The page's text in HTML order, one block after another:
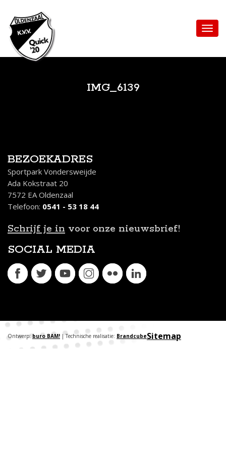
IMG_6139
BEZOEKADRES
Sportpark Vondersweijde
Ada Kokstraat 20
7572 EA Oldenzaal
Telefoon: 0541 - 53 18 44
Schrijf je in voor onze nieuwsbrief!
SOCIAL MEDIA
Sitemap
Ontwerp: buro BAM! | Technische realisatie: Brandcube